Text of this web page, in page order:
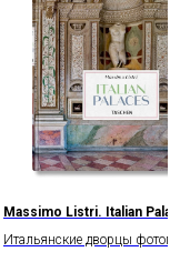
Massimo Listri. Italian
Итальянские дворцы